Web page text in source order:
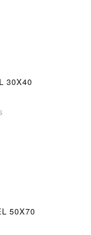
30X40
50X70